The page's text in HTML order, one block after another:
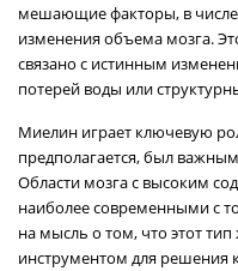
мешающие факторы, в
изменения объема мозга.
связано с истинным
потерей воды или
Миелин играет ключевую
предполагается, был
Области мозга с высоким
наиболее современными с
на мысль о том, что этот
инструментом для решения